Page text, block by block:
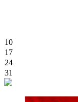
10
17
24
31